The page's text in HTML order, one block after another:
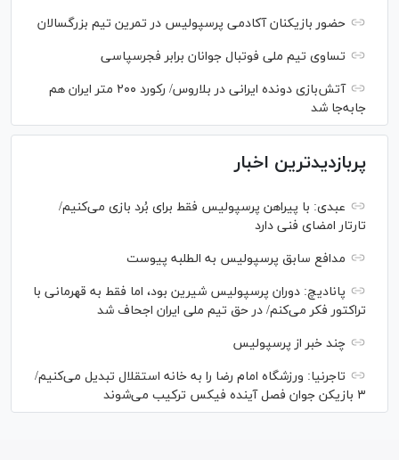
حضور بازیکنان آکادمی پرسپولیس در تمرین تیم بزرگسالان
تساوی تیم ملی فوتبال جوانان برابر فجرسپاسی
آتش‌بازی دونده ایرانی در بلاروس/ رکورد ۲۰۰ متر ایران هم
جابه‌جا شد
پربازدیدترین اخبار
عبدی: با پیراهن پرسپولیس فقط برای بُرد بازی می‌کنیم/
تارتار امضای فنی دارد
مدافع سابق پرسپولیس به الطلبه پیوست
پانادیچ: دوران پرسپولیس شیرین بود، اما فقط به قهرمانی با
تراکتور فکر می‌کنم/ در حق تیم ملی ایران اجحاف شد
چند خبر از پرسپولیس
تاجرنیا: ورزشگاه امام رضا را به خانه استقلال تبدیل می‌کنیم/
۳ بازیکن جوان فصل آینده فیکس ترکیب می‌شوند